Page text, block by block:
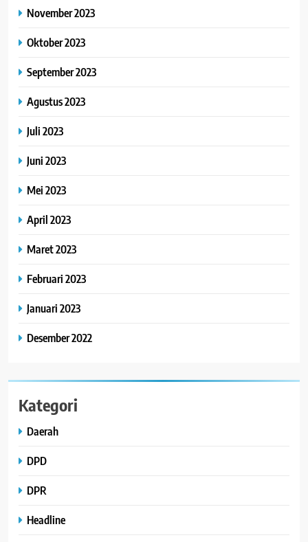
November 2023
Oktober 2023
September 2023
Agustus 2023
Juli 2023
Juni 2023
Mei 2023
April 2023
Maret 2023
Februari 2023
Januari 2023
Desember 2022
Kategori
Daerah
DPD
DPR
Headline